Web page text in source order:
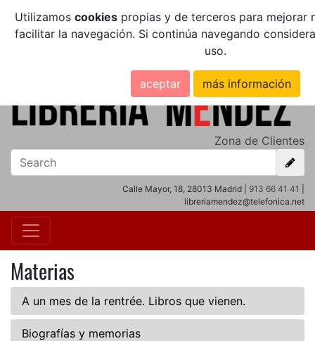
Utilizamos cookiespropias y de terceros para mejorar
facilitar la navegación. Si continúa navegando
uso.
aceptar más información
Zona de Clientes
Calle Mayor, 18, 28013 Madrid | 913 66 41 41
libreriamendez@telefonica.net
Materias
A un mes de la rentrée. Libros que vienen.
Biografías y memorias